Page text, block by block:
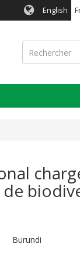
English
Rechercher
Burundi